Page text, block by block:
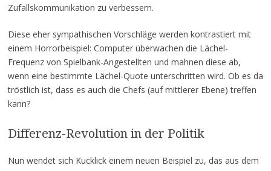
Zufallskommunikation zu verbessern.
Diese eher sympathischen Vorschläge werden kontrastiert mit
einem Horrorbeispiel: Computer überwachen die Lächel-
Frequenz von Spielbank-Angestellten und mahnen diese ab,
wenn eine bestimmte Lächel-Quote unterschritten wird. Ob es da
tröstlich ist, dass es auch die Chefs (auf mittlerer Ebene) treffen
kann?
Differenz-Revolution in der Politik
Nun wendet sich Kucklick einem neuen Beispiel zu, das aus dem